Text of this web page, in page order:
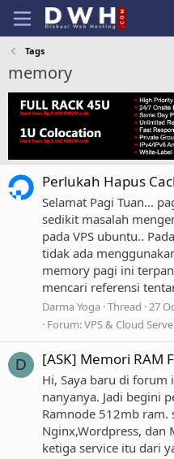
Tags
memory
Perlukah Hapus
Selamat Pagi Tuan...
sedikit masalah
pada VPS ubuntu..
tidak ada
memory pagi ini
mencari referensi
Darma Yoga Thread 27
Forum:VPS & Cloud
D [ASK] Memori RAM
Hi, Saya baru di
nanyanya. Jadi begini
Ramnode 512mb ram.
Nginx,Wordpress, dan
ketiga service itu dari